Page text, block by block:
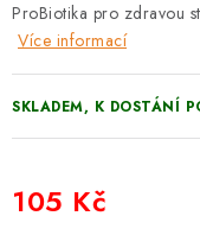
ProBiotika pro zdravou
Více informací
SKLADEM, K DOSTÁNÍ
105 Kč